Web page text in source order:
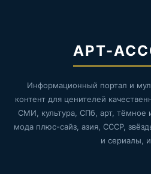
АРТ-
Информационный портал и
контент для ценителей
СМИ, культура, СПб, арт, тёмное
мода плюс-сайз, азия, СССР,
и сериалы,